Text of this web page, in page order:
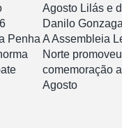
Penha
Agosto Lilás e
Danilo Gonzaga
A Assembleia
Norte
comemoração
Agosto